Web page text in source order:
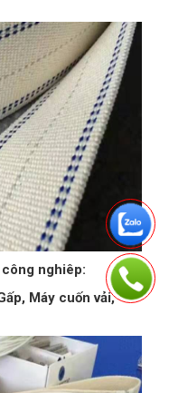
nghiêp:
Máy cuốn vải,